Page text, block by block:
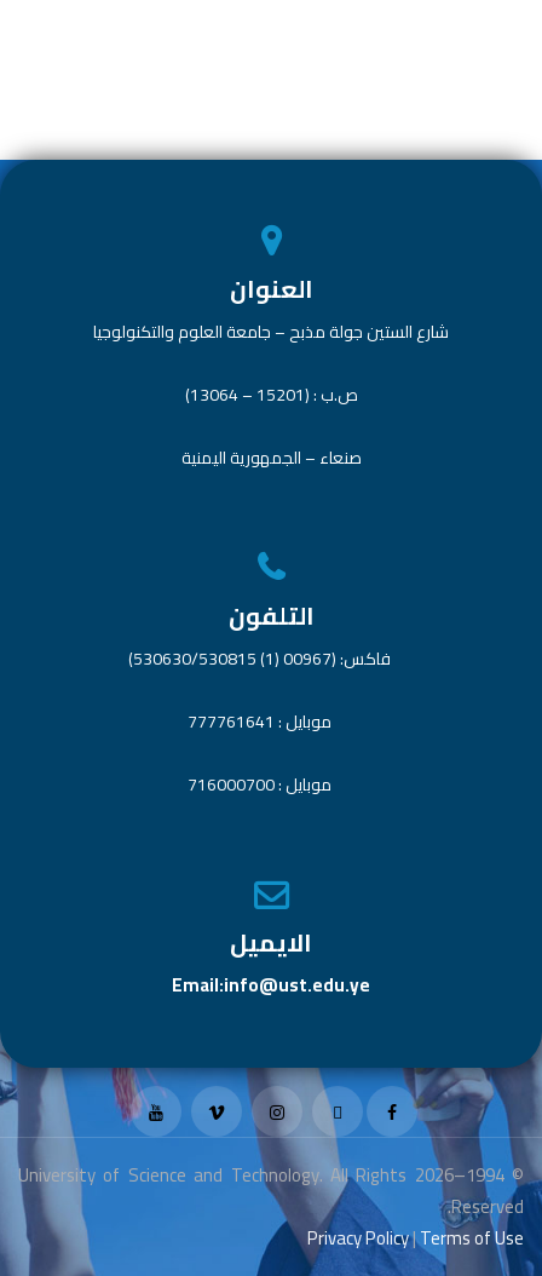
p
العنوان
شارع الستين جولة مذبح – جامعة العلوم والتكنولوجيا
ص.ب : (15201 – 13064)
صنعاء – الجمهورية اليمنية
التلفون
فاكس: (00967 (1) 530630/530815)
موبايل : 777761641
موبايل : 716000700
الايميل
Email:info@ust.edu.ye
© 1994–2026 University of Science and Technology. All Rights
Reserved.
Privacy Policy|Terms of Use